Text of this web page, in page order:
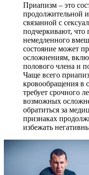
Приапизм – это
продолжительной
связанной с
подчеркивают, что
немедленного
состояние может
осложнениям,
полового члена и
Чаще всего
кровообращения в
требует срочного
возможных
обратиться за
признаках
избежать